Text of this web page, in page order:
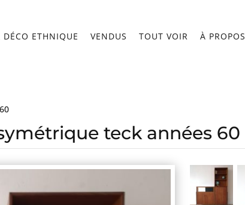
DÉCO ETHNIQUE VENDUS TOUT VOIR À PROPOS
teck années 60